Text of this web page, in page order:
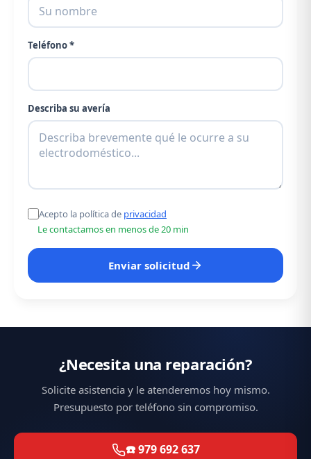
Teléfono *
Describa su avería
Acepto la política de privacidad
Le contactamos en menos de 20 min
Enviar solicitud
¿Necesita una reparación?
Solicite asistencia y le atenderemos hoy mismo.
Presupuesto por teléfono sin compromiso.
☎️ 979 692 637